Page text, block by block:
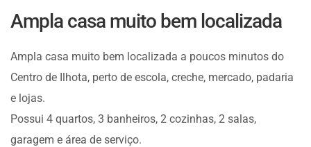
Ampla casa muito bem localizada
Ampla casa muito bem localizada a poucos minutos do
Centro de Ilhota, perto de escola, creche, mercado, padaria
e lojas.
Possui 4 quartos, 3 banheiros, 2 cozinhas, 2 salas,
garagem e área de serviço.